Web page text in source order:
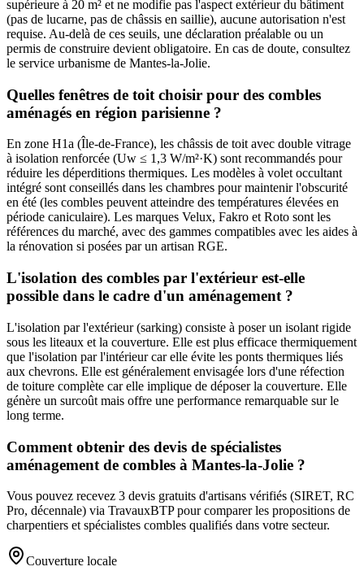
supérieure à 20 m² et ne modifie pas l'aspect extérieur du bâtiment
(pas de lucarne, pas de châssis en saillie), aucune autorisation n'est
requise. Au-delà de ces seuils, une déclaration préalable ou un
permis de construire devient obligatoire. En cas de doute, consultez
le service urbanisme de Mantes-la-Jolie.
Quelles fenêtres de toit choisir pour des combles
aménagés en région parisienne ?
En zone H1a (Île-de-France), les châssis de toit avec double vitrage
à isolation renforcée (Uw ≤ 1,3 W/m²·K) sont recommandés pour
réduire les déperditions thermiques. Les modèles à volet occultant
intégré sont conseillés dans les chambres pour maintenir l'obscurité
en été (les combles peuvent atteindre des températures élevées en
période caniculaire). Les marques Velux, Fakro et Roto sont les
références du marché, avec des gammes compatibles avec les aides à
la rénovation si posées par un artisan RGE.
L'isolation des combles par l'extérieur est-elle
possible dans le cadre d'un aménagement ?
L'isolation par l'extérieur (sarking) consiste à poser un isolant rigide
sous les liteaux et la couverture. Elle est plus efficace thermiquement
que l'isolation par l'intérieur car elle évite les ponts thermiques liés
aux chevrons. Elle est généralement envisagée lors d'une réfection
de toiture complète car elle implique de déposer la couverture. Elle
génère un surcoût mais offre une performance remarquable sur le
long terme.
Comment obtenir des devis de spécialistes
aménagement de combles à Mantes-la-Jolie ?
Vous pouvez recevez 3 devis gratuits d'artisans vérifiés (SIRET, RC
Pro, décennale) via TravauxBTP pour comparer les propositions de
charpentiers et spécialistes combles qualifiés dans votre secteur.
Couverture locale